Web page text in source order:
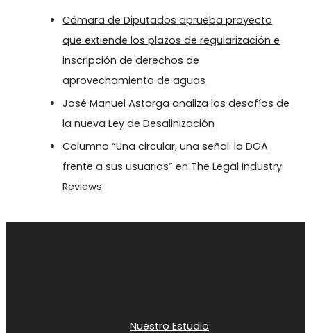
Cámara de Diputados aprueba proyecto
que extiende los plazos de regularización e
inscripción de derechos de
aprovechamiento de aguas
José Manuel Astorga analiza los desafíos de
la nueva Ley de Desalinización
Columna “Una circular, una señal: la DGA
frente a sus usuarios” en The Legal Industry
Reviews
Nuestro Estudio